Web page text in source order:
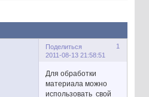
Поделиться
1
2011-08-13 21:58:51
Для обработки
материала можно
использовать свой